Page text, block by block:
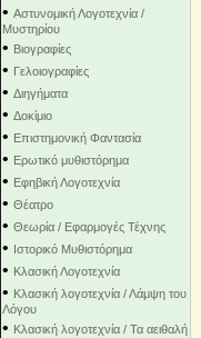
• Αστυνομική Λογοτεχνία /
Μυστηρίου
• Βιογραφίες
• Γελοιογραφίες
• Διηγήματα
• Δοκίμιο
• Επιστημονική Φαντασία
• Ερωτικό μυθιστόρημα
• Εφηβική Λογοτεχνία
• Θέατρο
• Θεωρία / Εφαρμογές Τέχνης
• Ιστορικό Μυθιστόρημα
• Κλασική Λογοτεχνία
• Κλασική λογοτεχνία / Λάμψη του
Λόγου
• Κλασική λογοτεχνία / Τα αειθαλή